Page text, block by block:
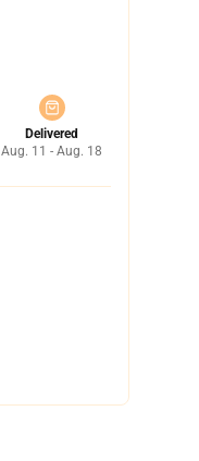
Delivered
Aug. 11 - Aug. 18